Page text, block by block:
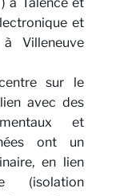
et
Villeneuve
sur le
avec des
et
ont un
en lien
(isolation